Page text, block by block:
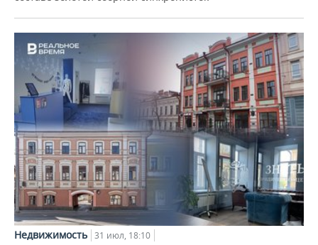
Недвижимость 31 июл, 18:10